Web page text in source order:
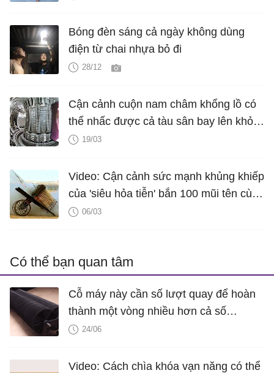
Bóng đèn sáng cả ngày không dùng
điện từ chai nhựa bỏ đi
28/12
Cận cảnh cuộn nam châm khổng lồ có
thể nhấc được cả tàu sân bay lên khỏi
mặt nước
19/03
Video: Cận cảnh sức mạnh khủng khiếp
của 'siêu hỏa tiễn' bắn 100 mũi tên cùng
lúc trong thế kỷ 15
06/03
Có thể bạn quan tâm
Cỗ máy này cần số lượt quay để hoàn
thành một vòng nhiều hơn cả số
nguyên tử trong vũ trụ
24/06
Video: Cách chìa khóa vạn năng có thể